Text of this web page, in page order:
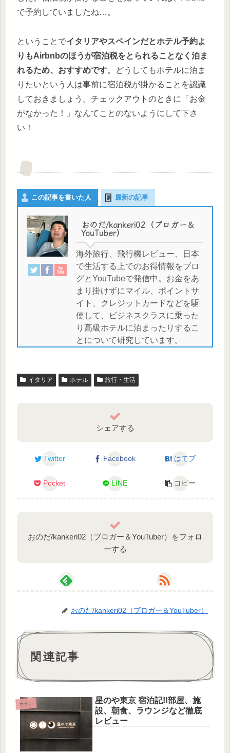
で予約していましたね…。
ということでイタリアやスペインだとホテル予約よ
りもAirbnbのほうが宿泊税をとられることなく泊ま
れるため、おすすめです。どうしてもホテルに泊ま
りたいという人は事前に宿泊税が掛かることを認識
しておきましょう。チェックアウトのときに「お金
がなかった！」なんてことのないようにして下さ
い！
この記事を書いた人 最新の記事
おのだ/kankeri02（ブロガー＆
YouTuber）
海外旅行、飛行機レビュー、日本
で生活する上でのお得情報をブロ
グとYouTubeで発信中。お金をあ
まり掛けずにマイル、ポイントサ
イト、クレジットカードなどを駆
使して、ビジネスクラスに乗った
り高級ホテルに泊まったりするこ
とについて研究しています。
イタリア ホテル 旅行・生活
シェアする
Twitter Facebook はてブ
Pocket LINE コピー
おのだ/kankeri02（ブロガー＆YouTuber）をフォロ
ーする
おのだ/kankeri02（ブロガー＆YouTuber）
関連記事
ホテル
星のや東京 宿泊記!!部屋、施
設、朝食、ラウンジなど徹底
レビュー